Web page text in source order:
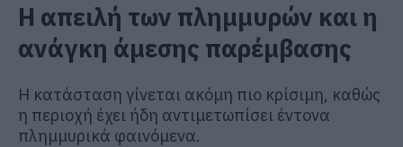
Η απειλή των πλημμυρών και η
ανάγκη άμεσης παρέμβασης
Η κατάσταση γίνεται ακόμη πιο κρίσιμη, καθώς
η περιοχή έχει ήδη αντιμετωπίσει έντονα
πλημμυρικά φαινόμενα.